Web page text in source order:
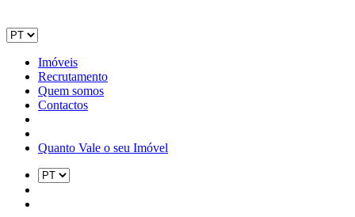
Imóveis
Recrutamento
Quem somos
Contactos
Quanto Vale o seu Imóvel